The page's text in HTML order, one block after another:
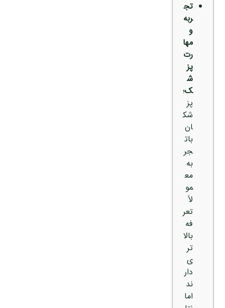
تج
ربه
و
مها
رت
پز
ش
ک؛
پز
شک
ان
بات
جر
به
مع
مو
لاً
تعر
فه
بالا
تر
ی
دار
ند
اما